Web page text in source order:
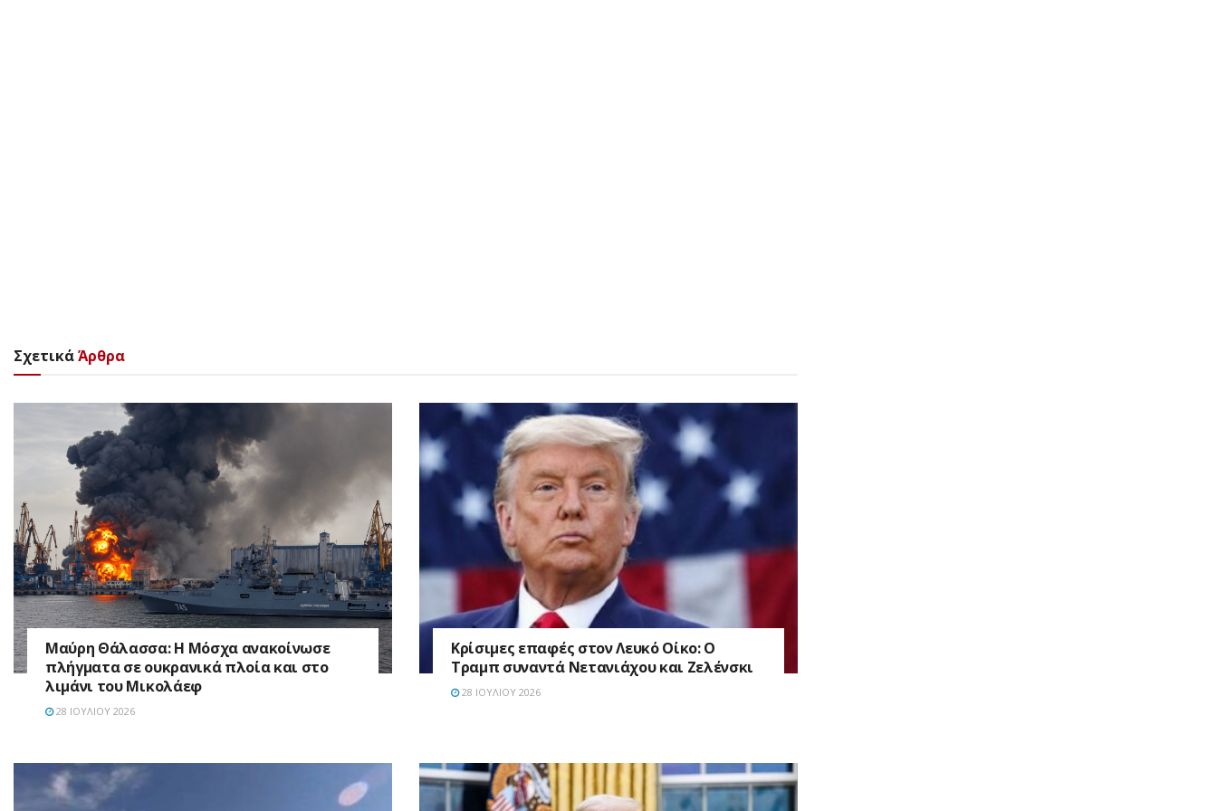
ΣχετικάΆρθρα
Μαύρη Θάλασσα: Η Μόσχα ανακοίνωσε
πλήγματα σε ουκρανικά πλοία και στο
λιμάνι του Μικολάεφ
28 ΙΟΥΛΊΟΥ 2026
Κρίσιμες επαφές στον Λευκό Οίκο: Ο
Τραμπ συναντά Νετανιάχου και Ζελένσκι
28 ΙΟΥΛΊΟΥ 2026